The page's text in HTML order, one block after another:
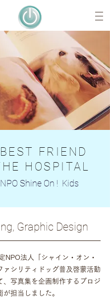
FRIEND
HOSPITAL
Shine On ! Kids
Graphic Design
NPO法人「シャイン・オン・
ァシリティドッグ普及啓蒙活動
、写真集を企画制作するプロジ
が担当しました。